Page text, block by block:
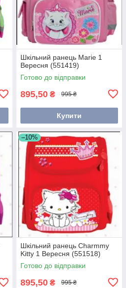
Шкільний ранець Marie 1
Вересня (551419)
Готово до відправки
895,50 ₴ 995 ₴
Купити
–10%
Шкільний ранець Charmmy
Kitty 1 Вересня (551518)
Готово до відправки
895,50 ₴ 995 ₴